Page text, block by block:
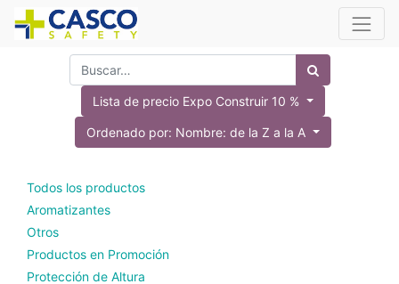
Lista de precio Expo Construir 10 %
Ordenado por: Nombre: de la Z a la A
Todos los productos
Aromatizantes
Otros
Productos en Promoción
Protección de Altura